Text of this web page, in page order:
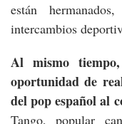
están
intercambios
Al mismo
oportunidad de
del pop español al
Tango, popular